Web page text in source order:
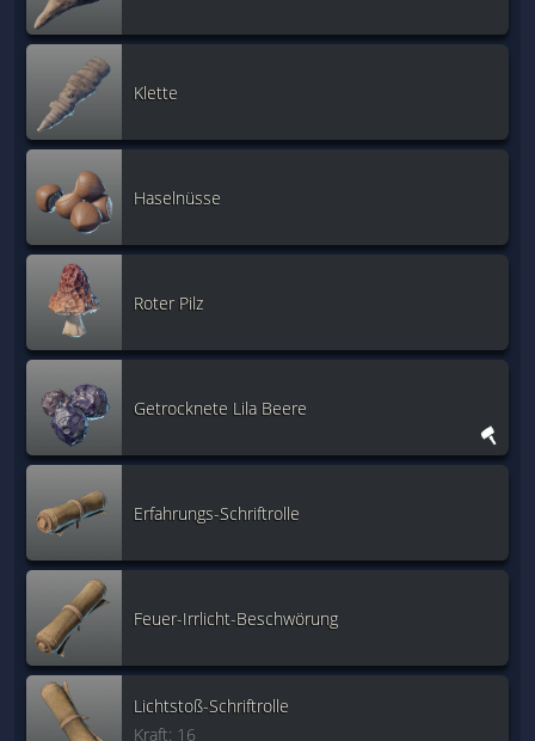
Klette
Haselnüsse
Roter Pilz
Getrocknete Lila Beere
Erfahrungs-Schriftrolle
Feuer-Irrlicht-Beschwörung
Lichtstoß-Schriftrolle
Kraft: 16